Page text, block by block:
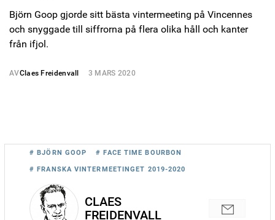
Björn Goop gjorde sitt bästa vintermeeting på Vincennes
och snyggade till siffrorna på flera olika håll och kanter
från ifjol.
AVClaes Freidenvall 3 MARS 2020
# BJÖRN GOOP # FACE TIME BOURBON
# FRANSKA VINTERMEETINGET 2019-2020
CLAES
FREIDENVALL